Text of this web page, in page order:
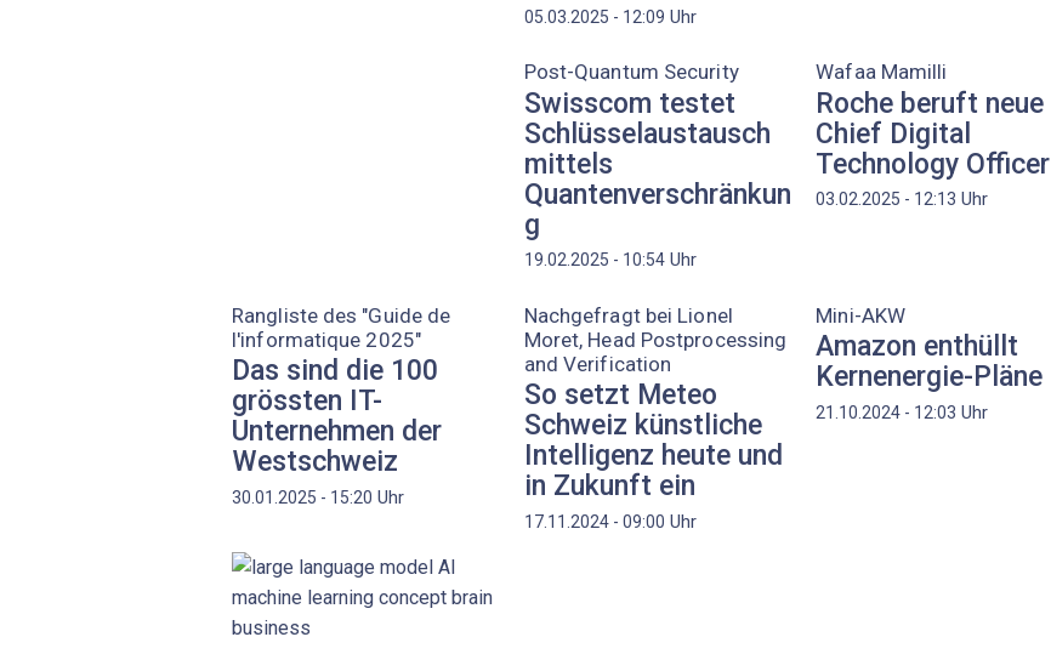
05.03.2025 - 12:09 Uhr
Post-Quantum Security
Swisscom testet
Schlüsselaustausch
mittels
Quantenverschränkun
g
19.02.2025 - 10:54Uhr
Wafaa Mamilli
Roche beruft neue
Chief Digital
Technology Officer
03.02.2025 - 12:13 Uhr
Rangliste des "Guide de
l'informatique 2025"
Das sind die 100
grössten IT-
Unternehmen der
Westschweiz
30.01.2025 - 15:20 Uhr
Nachgefragt bei Lionel
Moret, Head Postprocessing
and Verification
So setzt Meteo
Schweiz künstliche
Intelligenz heute und
in Zukunft ein
17.11.2024 - 09:00 Uhr
Mini-AKW
Amazon enthüllt
Kernenergie-Pläne
21.10.2024 - 12:03 Uhr